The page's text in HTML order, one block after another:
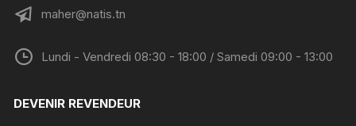
maher@natis.tn
Lundi - Vendredi 08:30 - 18:00 / Samedi 09:00 - 13:00
DEVENIR REVENDEUR